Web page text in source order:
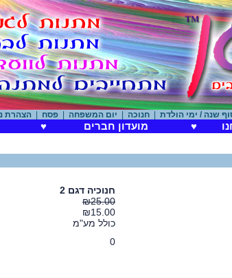
שנה / ימי הולדת|חנוכה|יום המשפחה|פסח|הצהרת
♥ מועדון חברים ♥
חנוכיה דגם 2
₪25.00
₪15.00
כולל מע"מ
0